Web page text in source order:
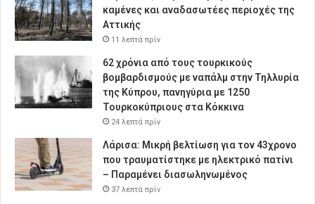
καμένες και αναδασωτέες περιοχές της
Αττικής
11 λεπτά πρίν
62 χρόνια από τους τουρκικούς
βομβαρδισμούς με ναπάλμ στην Τηλλυρία
της Κύπρου, πανηγύρια με 1250
Τουρκοκύπριους στα Κόκκινα
24 λεπτά πρίν
Λάρισα: Μικρή βελτίωση για τον 43χρονο
που τραυματίστηκε με ηλεκτρικό πατίνι
– Παραμένει διασωληνωμένος
37 λεπτά πρίν